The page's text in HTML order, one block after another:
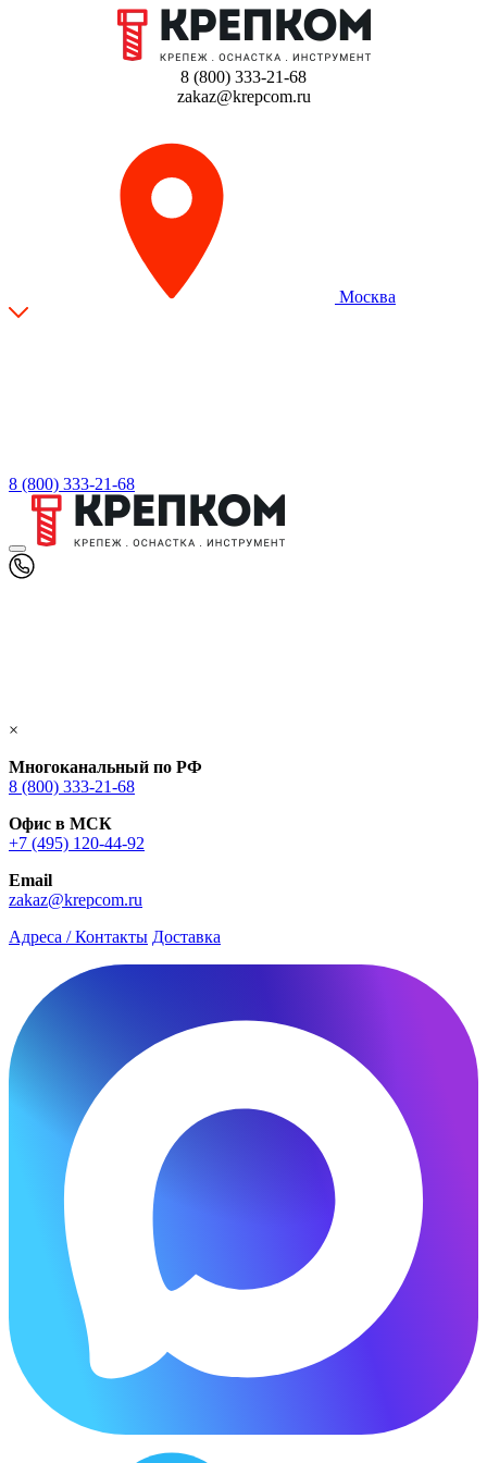
8 (800) 333-21-68
zakaz@krepcom.ru
Москва
8 (800) 333-21-68
×
Многоканальный по РФ
8 (800) 333‑21-68
Офис в МСК
+7 (495) 120-44-92
Email
zakaz@krepcom.ru
Адреса / Контакты Доставка